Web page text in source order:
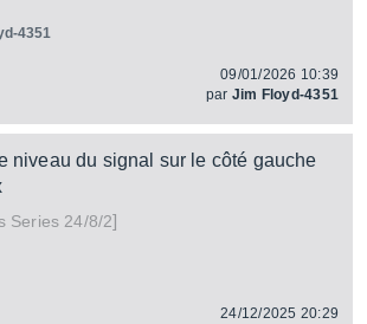
4351
09/01/2026 10:39
par Jim Floyd-4351
niveau du signal sur le côté gauche
Series 24/8/2]
24/12/2025 20:29